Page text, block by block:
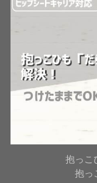
抱っこ
抱っ